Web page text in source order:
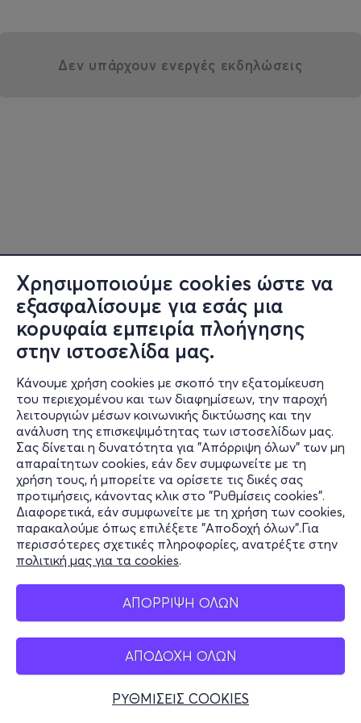
Χρησιμοποιούμε cookies ώστε να
εξασφαλίσουμε για εσάς μια
κορυφαία εμπειρία πλοήγησης
στην ιστοσελίδα μας.
Κάνουμε χρήση cookies με σκοπό την εξατομίκευση
του περιεχομένου και των διαφημίσεων, την παροχή
λειτουργιών μέσων κοινωνικής δικτύωσης και την
ανάλυση της επισκεψιμότητας των ιστοσελίδων μας.
Σας δίνεται η δυνατότητα για "Απόρριψη όλων" των μη
απαραίτητων cookies, εάν δεν συμφωνείτε με τη
χρήση τους, ή μπορείτε να ορίσετε τις δικές σας
προτιμήσεις, κάνοντας κλικ στο "Ρυθμίσεις cookies".
Διαφορετικά, εάν συμφωνείτε με τη χρήση των cookies,
παρακαλούμε όπως επιλέξετε "Αποδοχή όλων".Για
περισσότερες σχετικές πληροφορίες, ανατρέξτε στην
πολιτική μας για τα cookies.
ΑΠΟΡΡΙΨΗ ΟΛΩΝ
ΑΠΟΔΟΧΗ ΟΛΩΝ
ΡΥΘΜΙΣΕΙΣ COOKIES
Δεν υπάρχουν ενεργές εκδηλώσεις